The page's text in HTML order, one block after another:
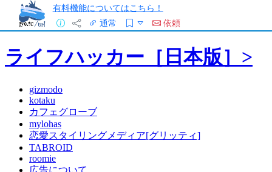
有料機能についてはこちら！
通常
依頼